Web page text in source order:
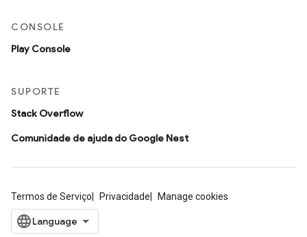
CONSOLE
Play Console
SUPORTE
Stack Overflow
Comunidade de ajuda do Google Nest
Termos de Serviço Privacidade Manage cookies